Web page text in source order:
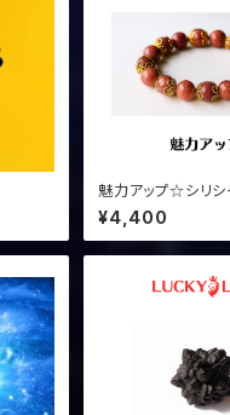
魅力アップ☆シリシ
¥4,400